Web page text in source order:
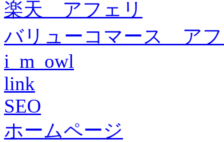
楽天 アフェリ
バリューコマース ア
i_m_owl
link
SEO
ホームページ